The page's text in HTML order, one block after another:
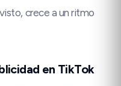
crece a un ritmo
en TikTok